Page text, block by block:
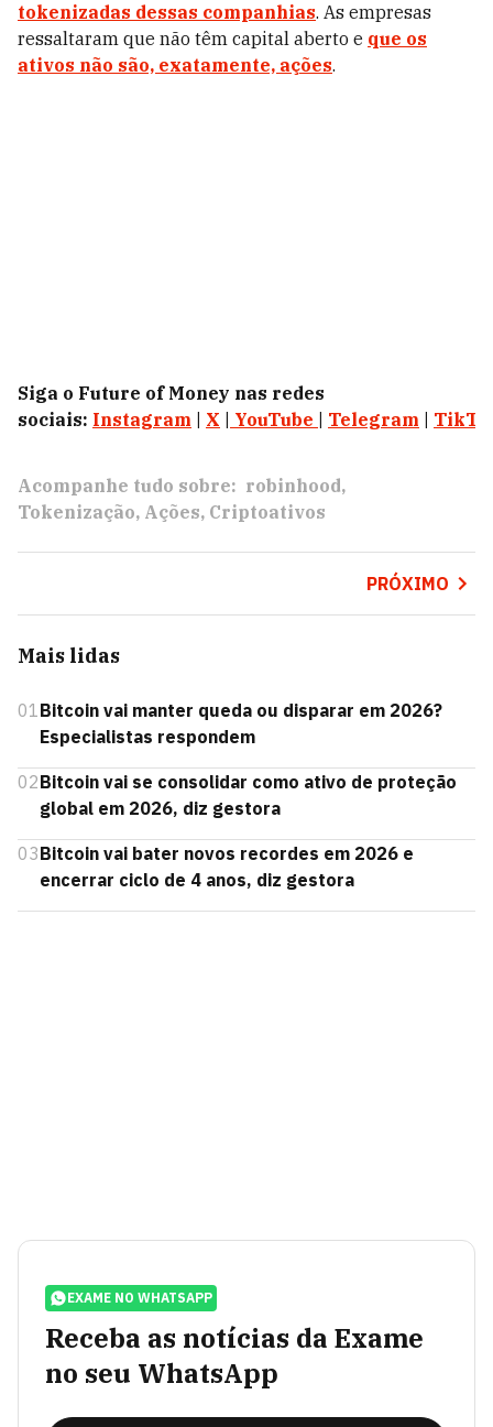
tokenizadas dessas companhias. As empresas
ressaltaram que não têm capital aberto e que os
ativos não são, exatamente, ações.
Siga o Future of Money nas redes
sociais: Instagram X YouTube Telegram
Acompanhe tudo sobre: robinhood
Tokenização Ações Criptoativos
PRÓXIMO
Mais lidas
01Bitcoin vai manter queda ou disparar em 2026?
Especialistas respondem
02Bitcoin vai se consolidar como ativo de proteção
global em 2026, diz gestora
03Bitcoin vai bater novos recordes em 2026 e
encerrar ciclo de 4 anos, diz gestora
EXAME NO WHATSAPP
Receba as notícias da Exame
no seu WhatsApp